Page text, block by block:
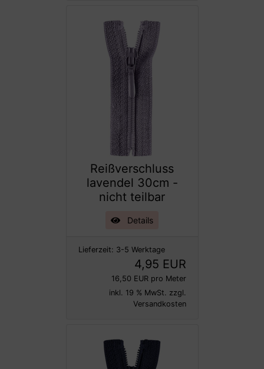
Reißverschluss
lavendel 30cm -
nicht teilbar
Details
Lieferzeit: 3-5 Werktage
4,95 EUR
16,50 EUR pro Meter
inkl. 19 % MwSt. zzgl.
Versandkosten